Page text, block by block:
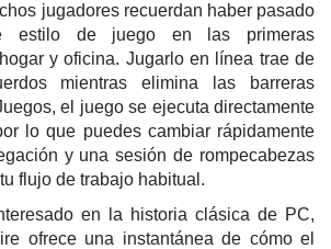
jugadores recuerdan haber pasado
estilo de juego en las primeras
y oficina. Jugarlo en línea trae de
mientras elimina las barreras
el juego se ejecuta directamente
lo que puedes cambiar rápidamente
y una sesión de rompecabezas
flujo de trabajo habitual.
en la historia clásica de PC,
ofrece una instantánea de cómo el